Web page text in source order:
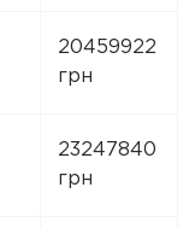
20459922
грн
23247840
грн